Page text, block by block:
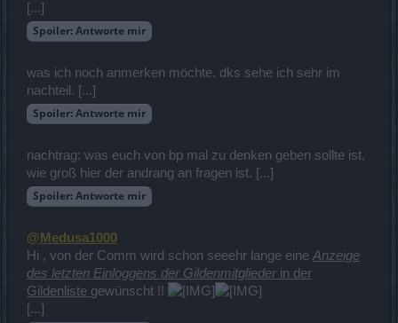
[...]
Spoiler:Antworte mir
was ich noch anmerken möchte. dks sehe ich sehr im
nachteil. [...]
Spoiler:Antworte mir
nachtrag: was euch von bp mal zu denken geben sollte ist,
wie groß hier der andrang an fragen ist. [...]
Spoiler:Antworte mir
@Medusa1000
Hi , von der Comm wird schon seeehr lange eine Anzeige
des letzten Einloggens der Gildenmitglieder in der
Gildenliste gewünscht !!
[...]